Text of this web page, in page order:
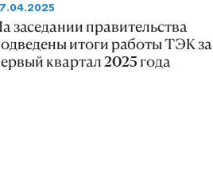
заседании правительства
итоги работы ТЭК за
квартал 2025 года